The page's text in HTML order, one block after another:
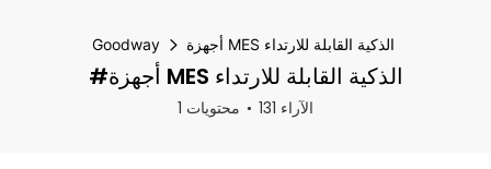
Goodway أجهزة MES الذكية القابلة للارتداء
#أجهزة MES الذكية القابلة للارتداء
1 محتويات 131 الآراء